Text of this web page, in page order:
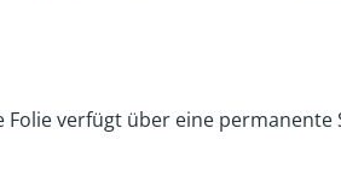
verfügt über eine